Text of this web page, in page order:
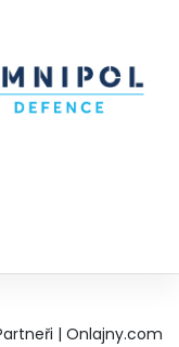
| Onlajny.com